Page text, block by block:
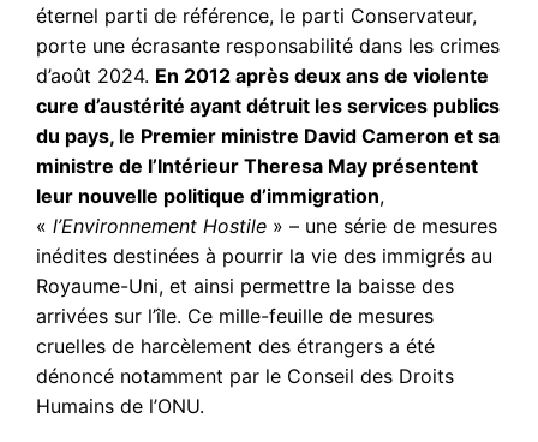
éternel parti de référence, le parti Conservateur,
porte une écrasante responsabilité dans les crimes
d’août 2024. En 2012 après deux ans de violente
cure d’austérité ayant détruit les services publics
du pays, le Premier ministre David Cameron et sa
ministre de l’Intérieur Theresa May présentent
leur nouvelle politique d’immigration,
«l’Environnement Hostile » – une série de mesures
inédites destinées à pourrir la vie des immigrés au
Royaume-Uni, et ainsi permettre la baisse des
arrivées sur l’île. Ce mille-feuille de mesures
cruelles de harcèlement des étrangers a été
dénoncé notamment par le Conseil des Droits
Humains de l’ONU.